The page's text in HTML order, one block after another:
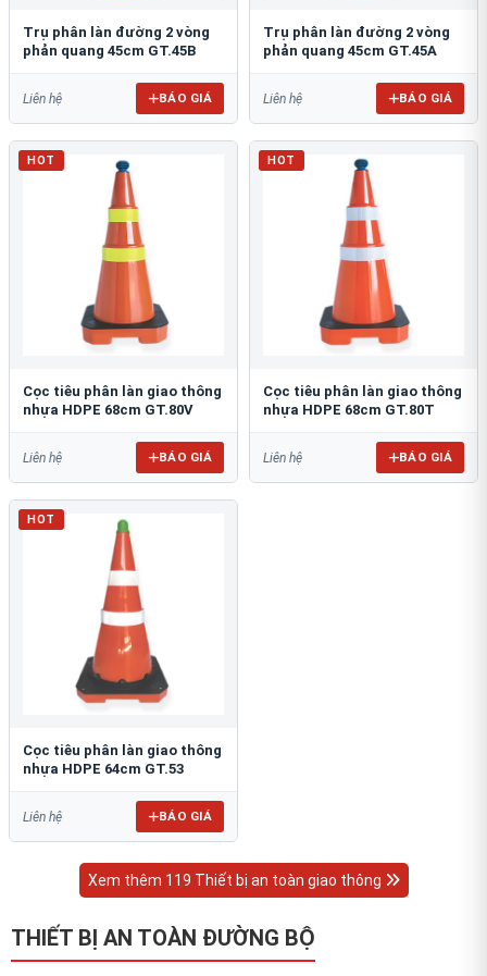
Trụ phân làn đường 2 vòng
phản quang 45cm GT.45B
Liên hệ BÁO GIÁ
Trụ phân làn đường 2 vòng
phản quang 45cm GT.45A
Liên hệ BÁO GIÁ
HOT
Cọc tiêu phân làn giao thông
nhựa HDPE 68cm GT.80V
Liên hệ BÁO GIÁ
HOT
Cọc tiêu phân làn giao thông
nhựa HDPE 68cm GT.80T
Liên hệ BÁO GIÁ
HOT
Cọc tiêu phân làn giao thông
nhựa HDPE 64cm GT.53
Liên hệ BÁO GIÁ
Xem thêm 119 Thiết bị an toàn giao thông
THIẾT BỊ AN TOÀN ĐƯỜNG BỘ